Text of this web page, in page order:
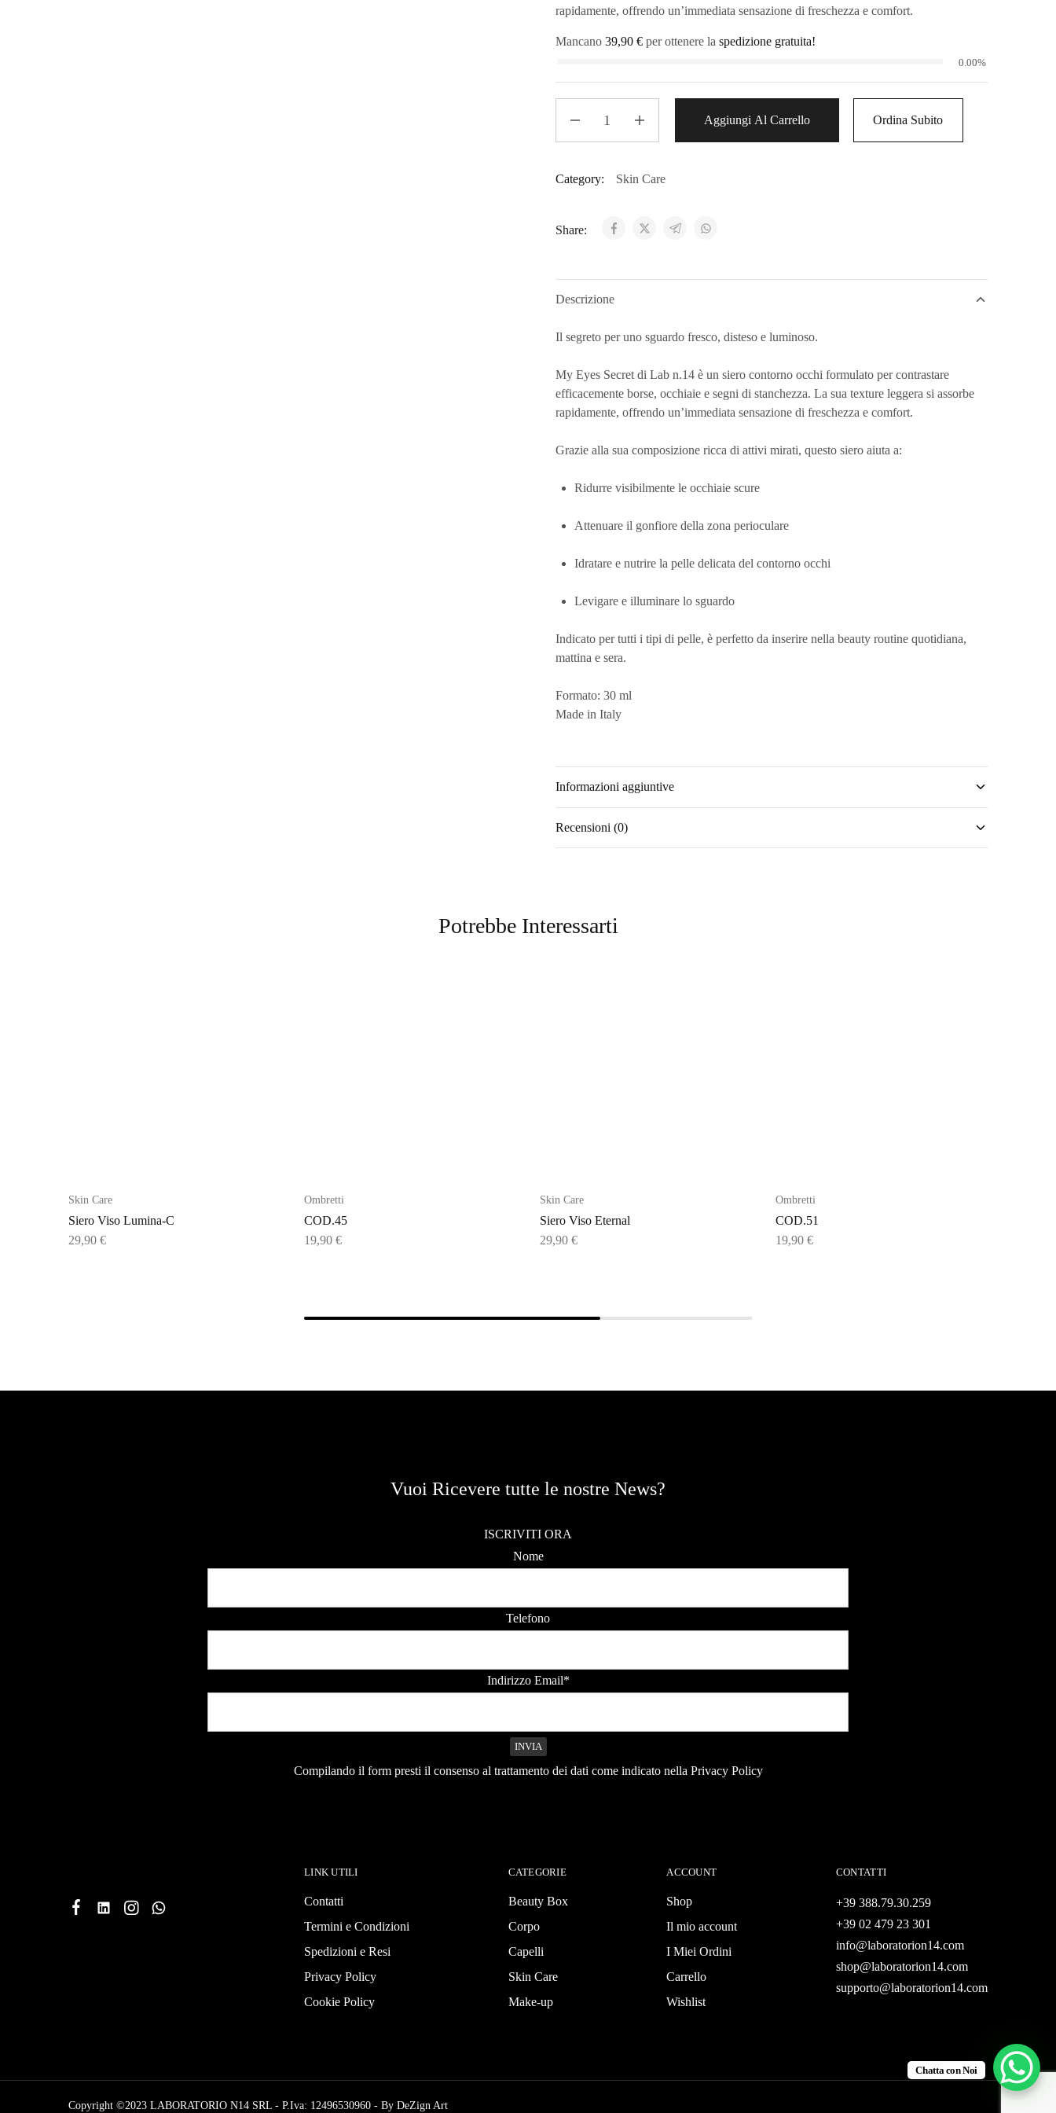
rapidamente, offrendo un’immediata sensazione di freschezza e comfort.
Mancano 39,90 €per ottenere la spedizione gratuita!
0.00%
Aggiungi Al Carrello Ordina Subito
Category: Skin Care
Share:
Descrizione
Il segreto per uno sguardo fresco, disteso e luminoso.
My Eyes Secretdi Lab n.14è un siero contorno occhi formulato per contrastare
efficacemente borse, occhiaie e segni di stanchezza. La sua texture leggera si assorbe
rapidamente, offrendo un’immediata sensazione di freschezza e comfort.
Grazie alla sua composizione ricca di attivi mirati, questo siero aiuta a:
Ridurre visibilmente le occhiaie scure
Attenuare il gonfiore della zona perioculare
Idratare e nutrire la pelle delicata del contorno occhi
Levigare e illuminare lo sguardo
Indicato per tutti i tipi di pelle, è perfetto da inserire nella beauty routine quotidiana,
mattina e sera.
Formato: 30 ml
Made in Italy
Informazioni aggiuntive
Recensioni (0)
Potrebbe Interessarti
Skin Care
Siero Viso Lumina-C
29,90 €
Ombretti
COD.45
19,90 €
Skin Care
Siero Viso Eternal
29,90 €
Ombretti
COD.51
19,90 €
Vuoi Ricevere tutte le nostre News?
ISCRIVITI ORA
Nome
Telefono
Indirizzo Email*
Compilando il form presti il consenso al trattamento dei dati come indicato nella Privacy Policy
LINK UTILI
Contatti
Termini e Condizioni
Spedizioni e Resi
Privacy Policy
Cookie Policy
CATEGORIE
Beauty Box
Corpo
Capelli
Skin Care
Make-up
ACCOUNT
Shop
Il mio account
I Miei Ordini
Carrello
Wishlist
CONTATTI
+39 388.79.30.259
+39 02 479 23 301
info@laboratorion14.com
shop@laboratorion14.com
supporto@laboratorion14.com
Copyright ©2023 LABORATORIO N14 SRL - P.Iva: 12496530960 - By DeZign Art
Chatta con Noi